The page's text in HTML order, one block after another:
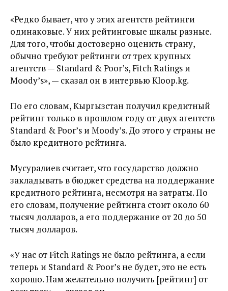
«Редко бывает, что у этих агентств рейтинги
одинаковые. У них рейтинговые шкалы разные.
Для того, чтобы достоверно оценить страну,
обычно требуют рейтинги от трех крупных
агентств — Standard & Poor’s, Fitch Ratings и
Moody’s», — сказал он в интервью Kloop.kg.
По его словам, Кыргызстан получил кредитный
рейтинг только в прошлом году от двух агентств
Standard & Poor’s и Moody’s. До этого у страны не
было кредитного рейтинга.
Мусуралиев считает, что государство должно
закладывать в бюджет средства на поддержание
кредитного рейтинга, несмотря на затраты. По
его словам, получение рейтинга стоит около 60
тысяч долларов, а его поддержание от 20 до 50
тысяч долларов.
«У нас от Fitch Ratings не было рейтинга, а если
теперь и Standard & Poor’s не будет, это не есть
хорошо. Нам желательно получить [рейтинг] от